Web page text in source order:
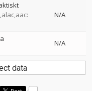
N/A
N/A
data